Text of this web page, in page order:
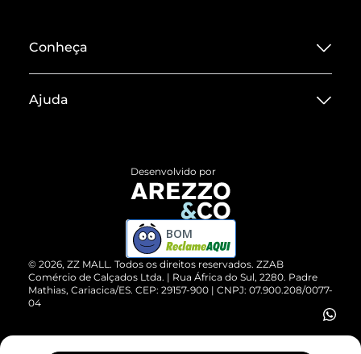
Conheça
Termos de Uso
ZZ MALL é confiável
Cartão Presente
Vendas Corporativas
Ajuda
Devolução do Produto
Compre pelo WhatsApp
© 2026, ZZ MALL. Todos os direitos reservados. ZZAB
Comércio de Calçados Ltda. | Rua África do Sul, 2280. Padre
Mathias, Cariacica/ES. CEP: 29157-900 | CNPJ: 07.900.208/0077-
04
Desenvolvido por
BOM